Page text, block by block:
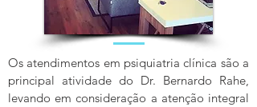
Os atendimentos em psiquiatria clínica são a
principal atividade do Dr. Bernardo Rahe,
levando em consideração a atenção integral